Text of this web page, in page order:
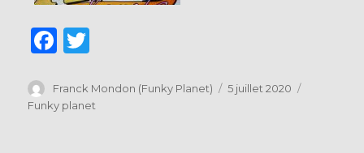
F
c
e
it
te
Auteur
Franck Mondon (Funky Planet)
Publié
5 juillet 2020
Funky planet